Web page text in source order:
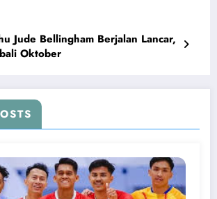
Jude Bellingham Berjalan Lancar,
Oktober